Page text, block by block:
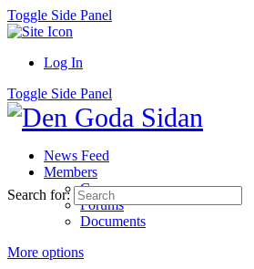
Toggle Side Panel
Log In
Toggle Side Panel
News Feed
Members
Groups
Forums
Documents
More options
Search for: